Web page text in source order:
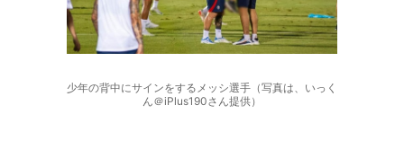
少年の背中にサインをするメッシ選手（写真は、いっく
ん＠iPlus190さん提供）